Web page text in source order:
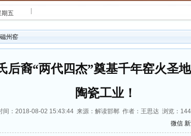
五
磁州窑
后裔“两代四杰”奠基千年窑火圣
陶瓷工业！
间：2018-08-02 15:43:44 来源：解读邯郸 作者：王思达 浏览：
微信